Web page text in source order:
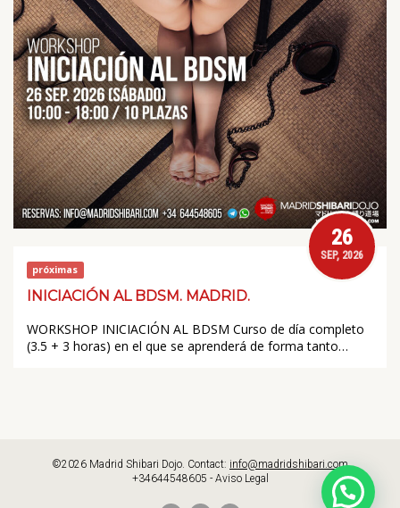
próximas
26
SEP, 2026
INICIACIÓN AL BDSM. MADRID.
WORKSHOP INICIACIÓN AL BDSM Curso de día completo
(3.5 + 3 horas) en el que se aprenderá de forma tanto…
©2026 Madrid Shibari Dojo. Contact: info@madridshibari.com
+34644548605 - Aviso Legal